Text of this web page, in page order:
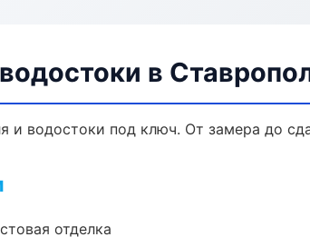
в
и водостоки под ключ. От замера до
отделка